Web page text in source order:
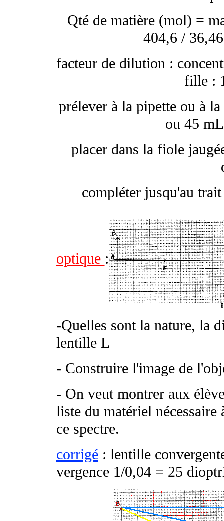
Qté de matière (mol) =
404,6 /
facteur de dilution :
fille :
prélever à la pipette ou à
ou 45
placer dans la fiole
compléter jusqu'au
optique :
-Quelles sont la nature, la
lentille L
- Construire l'image de
- On veut montrer aux
liste du matériel
ce spectre.
corrigé: lentille
vergence 1/0,04 = 25